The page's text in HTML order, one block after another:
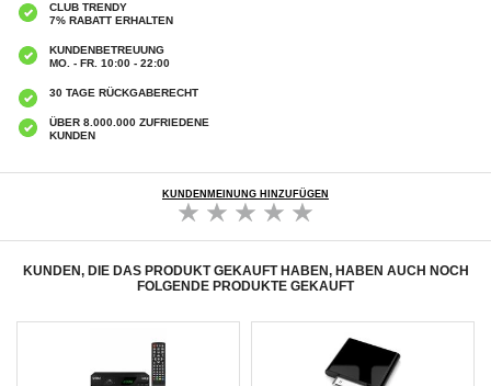
CLUB TRENDY
7% RABATT ERHALTEN
KUNDENBETREUUNG
MO. - FR. 10:00 - 22:00
30 TAGE RÜCKGABERECHT
ÜBER 8.000.000 ZUFRIEDENE
KUNDEN
KUNDENMEINUNG HINZUFÜGEN
KUNDEN, DIE DAS PRODUKT GEKAUFT HABEN, HABEN AUCH NOCH
FOLGENDE PRODUKTE GEKAUFT